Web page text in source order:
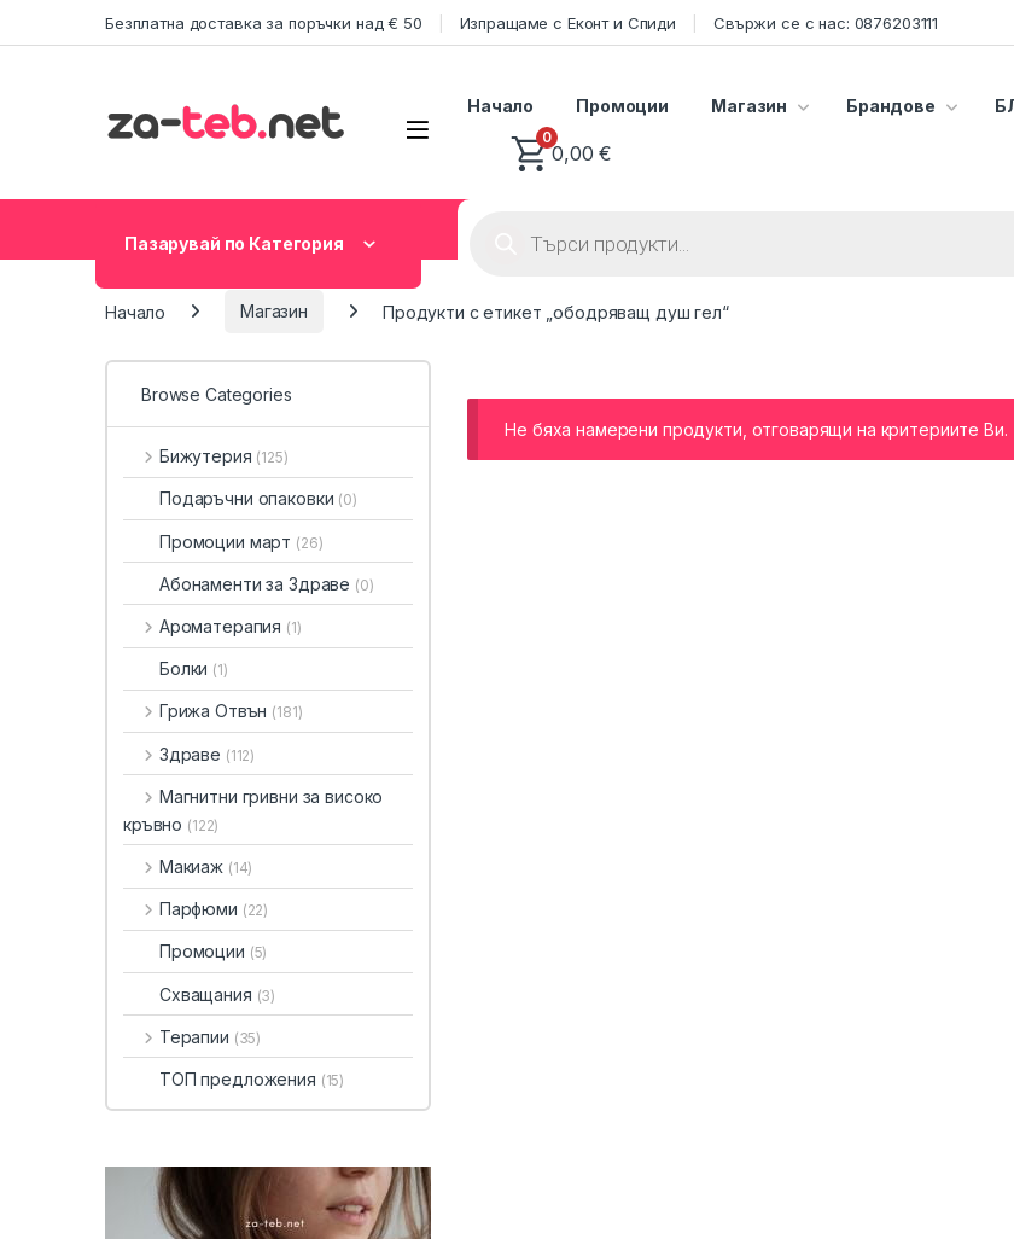
Безплатна доставка за поръчки над € 50 Изпращаме с Еконт и Спиди Свържи се с нас: 0876203111
Начало Промоции Магазин Брандове
0
0,00€
Пазарувай по Категория
Начало Магазин Продукти с етикет „ободряващ душ гел“
Не бяха намерени продукти, отговарящи на критериите Ви.
Browse Categories
Бижутерия (125)
Подаръчни опаковки (0)
Промоции март (26)
Абонаменти за Здраве (0)
Ароматерапия (1)
Болки (1)
Грижа Отвън (181)
Здраве (112)
Магнитни гривни за високо
кръвно (122)
Макиаж (14)
Парфюми (22)
Промоции (5)
Схващания (3)
Терапии (35)
ТОП предложения (15)